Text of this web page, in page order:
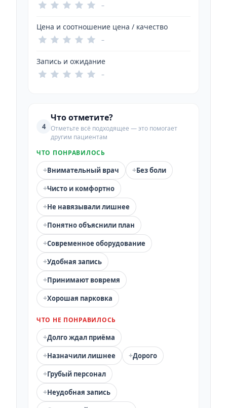
–
Цена и соотношение цена / качество
–
Запись и ожидание
–
4
Что отметите?
Отметьте всё подходящее — это помогает
другим пациентам
ЧТО ПОНРАВИЛОСЬ
+Внимательный врач +Без боли
+Чисто и комфортно
+Не навязывали лишнее
+Понятно объяснили план
+Современное оборудование
+Удобная запись
+Принимают вовремя
+Хорошая парковка
ЧТО НЕ ПОНРАВИЛОСЬ
+Долго ждал приёма
+Назначили лишнее +Дорого
+Грубый персонал
+Неудобная запись